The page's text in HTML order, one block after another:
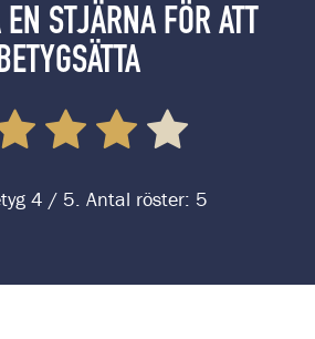
STJÄRNA FÖR ATT
4 / 5. Antal röster: 5